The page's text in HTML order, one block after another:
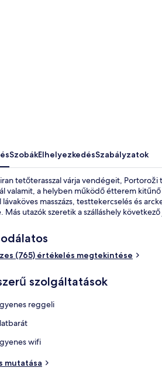
SzobákElhelyezkedésSzabályzatok
tetőterasszal várja vendégeit,
valamit, a helyben működő étterem
lávaköves masszázs, testtekercselés és
Más utazók szeretik a szálláshely
10
(765) értékelés megtekintése
szolgáltatások
reggeli
wifi
mutatása